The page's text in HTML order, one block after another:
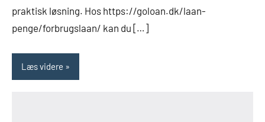
praktisk løsning. Hos https://goloan.dk/laan-
penge/forbrugslaan/ kan du […]
Læs videre